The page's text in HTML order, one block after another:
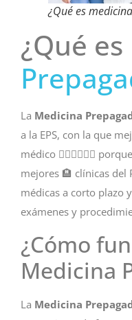
¿Qué es
¿Qué es
La Medicina
a la EPS, con la que
médico 👨🏽‍⚕️👩🏼‍⚕️
mejores 🏨 clínicas del
médicas a corto plazo
exámenes y
¿Cómo
Medicina
La Medicina